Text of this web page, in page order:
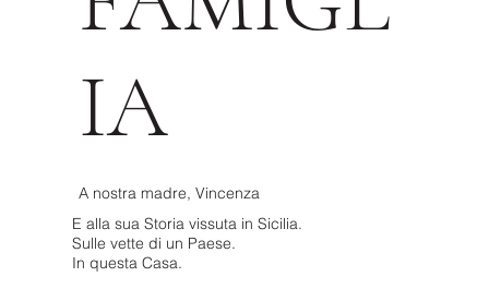
IA
A nostra madre, Vincenza
E alla sua Storia vissuta in Sicilia.
Sulle vette di un Paese.
In questa Casa.